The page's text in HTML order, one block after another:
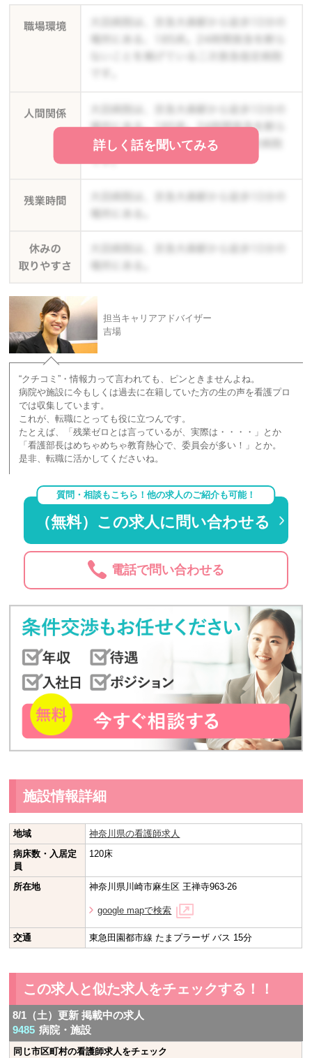
詳しく話を聞いてみる
担当キャリアアドバイザー
吉場
“クチコミ”・情報力って言われても、ピンときませんよね。
病院や施設に今もしくは過去に在籍していた方の生の声を看護プロ
では収集しています。
これが、転職にとっても役に立つんです。
たとえば、「残業ゼロとは言っているが、実際は・・・・」とか
「看護部長はめちゃめちゃ教育熱心で、委員会が多い！」とか。
是非、転職に活かしてくださいね。
質問・相談もこちら！他の求人のご紹介も可能！
（無料）この求人に問い合わせる
電話で問い合わせる
施設情報詳細
地域
神奈川県の看護師求人
病床数・入居定
員
120床
所在地 神奈川県川崎市麻生区 王禅寺963-26
google mapで検索
交通 東急田園都市線 たまプラーザ バス 15分
この求人と似た求人をチェックする！！
8/1（土）更新 掲載中の求人
9485 病院・施設
同じ市区町村の看護師求人をチェック